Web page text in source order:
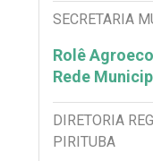
SECRETARIA
Rolê
Rede
DIRETORIA
PIRITUBA